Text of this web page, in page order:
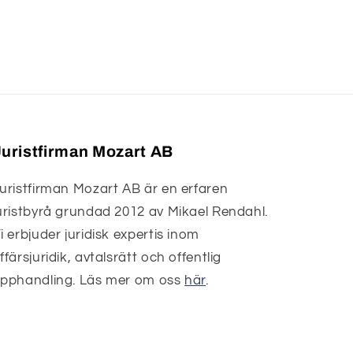
Mozart AB
Mozart AB är en erfaren
grundad 2012 av Mikael Rendahl.
erbjuder juridisk expertis inom
avtalsrätt och offentlig
Läs mer om oss här.